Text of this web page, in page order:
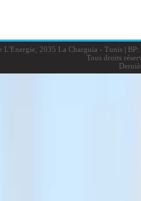
L'Energie, 2035 La Charguia - Tunis |BP:
Tous droits